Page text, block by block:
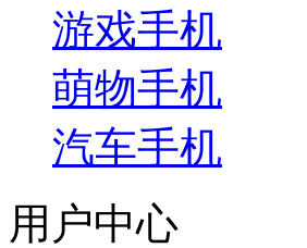
游戏手机
萌物手机
汽车手机
用户中心